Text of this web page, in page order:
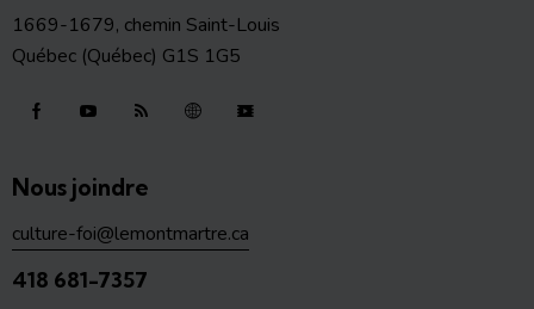
1669-1679, chemin Saint-Louis
Québec (Québec) G1S 1G5
Nous joindre
culture-foi@lemontmartre.ca
418 681-7357